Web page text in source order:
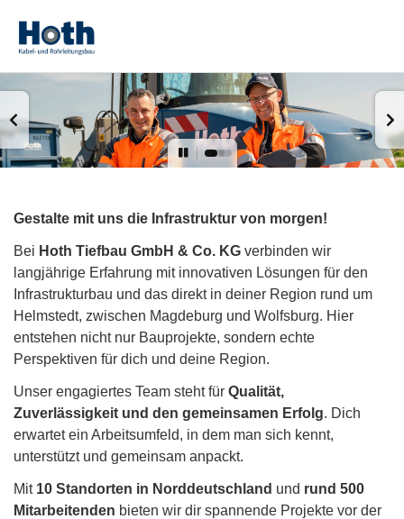
Gestalte mit uns die Infrastruktur von morgen!
Bei Hoth Tiefbau GmbH & Co. KG verbinden wir
langjährige Erfahrung mit innovativen Lösungen für den
Infrastrukturbau und das direkt in deiner Region rund um
Helmstedt, zwischen Magdeburg und Wolfsburg. Hier
entstehen nicht nur Bauprojekte, sondern echte
Perspektiven für dich und deine Region.
Unser engagiertes Team steht für Qualität,
Zuverlässigkeit und den gemeinsamen Erfolg. Dich
erwartet ein Arbeitsumfeld, in dem man sich kennt,
unterstützt und gemeinsam anpackt.
Mit 10 Standorten in Norddeutschland und rund 500
Mitarbeitenden bieten wir dir spannende Projekte vor der